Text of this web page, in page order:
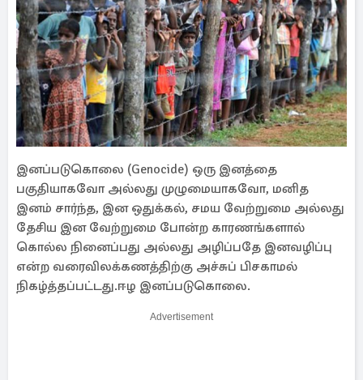
இனப்படுகொலை (Genocide) ஒரு இனத்தை
பகுதியாகவோ அல்லது முழுமையாகவோ, மனித
இனம் சார்ந்த, இன ஒதுக்கல், சமய வேற்றுமை அல்லது
தேசிய இன வேற்றுமை போன்ற காரணங்களால்
கொல்ல நினைப்பது அல்லது அழிப்பதே இனவழிப்பு
என்ற வரைவிலக்கணத்திற்கு அச்சுப் பிசகாமல்
நிகழ்த்தப்பட்டது.ஈழ இனப்படுகொலை.
Advertisement